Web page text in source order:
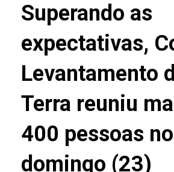
Superando as
expectativas,
Levantamento
Terra reuniu
400 pessoas
domingo (23)